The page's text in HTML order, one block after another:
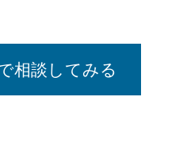
相談してみる